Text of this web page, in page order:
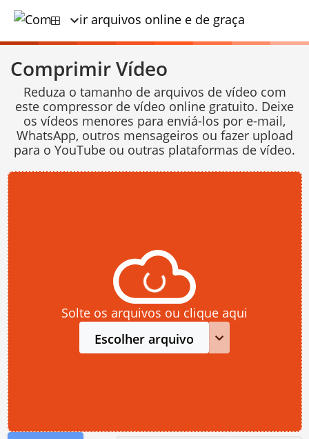
Comprimir Vídeo
Reduza o tamanho de arquivos de vídeo com
este compressor de vídeo online gratuito. Deixe
os vídeos menores para enviá-los por e-mail,
WhatsApp, outros mensageiros ou fazer upload
para o YouTube ou outras plataformas de vídeo.
Solte os arquivos ou clique aqui
Escolher arquivo